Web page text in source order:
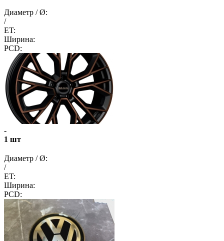
Диаметр / Ø:
/
ET:
Ширина:
PCD:
-
1 шт
Диаметр / Ø:
/
ET:
Ширина:
PCD: